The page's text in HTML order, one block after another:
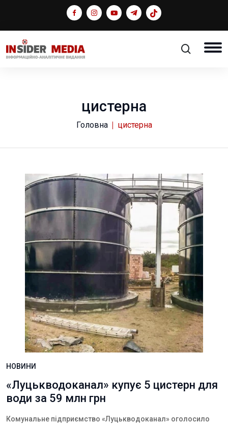
цистерна
Головна цистерна
НОВИНИ
«Луцькводоканал» купує 5 цистерн для
води за 59 млн грн
Комунальне підприємство «Луцькводоканал» оголосило